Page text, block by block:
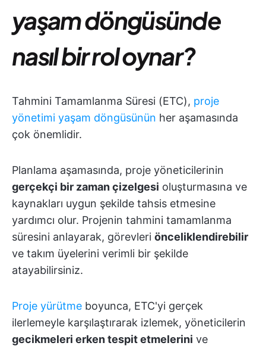
yaşam döngüsünde
nasıl bir rol oynar?
Tahmini Tamamlanma Süresi (ETC), proje
yönetimi yaşam döngüsünün her aşamasında
çok önemlidir.
Planlama aşamasında, proje yöneticilerinin
gerçekçi bir zaman çizelgesi oluşturmasına ve
kaynakları uygun şekilde tahsis etmesine
yardımcı olur. Projenin tahmini tamamlanma
süresini anlayarak, görevleri önceliklendirebilir
ve takım üyelerini verimli bir şekilde
atayabilirsiniz.
Proje yürütme boyunca, ETC'yi gerçek
ilerlemeyle karşılaştırarak izlemek, yöneticilerin
gecikmeleri erken tespit etmelerini ve